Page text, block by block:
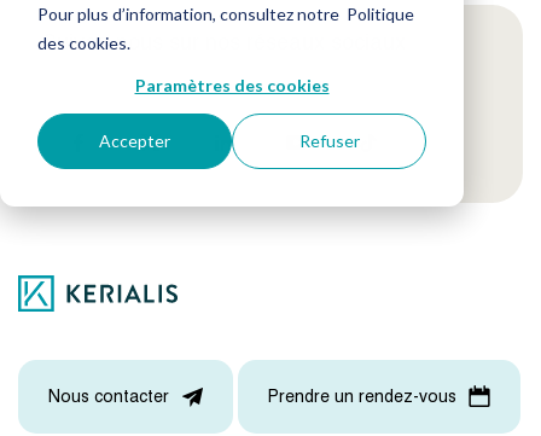
Pour plus d’information, consultez notre Politique
des cookies.
Paramètres des cookies
Accepter Refuser
Suivez-nous sur nos réseaux sociaux
Nous contacter Prendre un rendez-vous